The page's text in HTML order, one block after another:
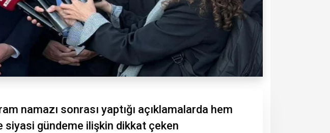
namazı sonrası yaptığı açıklamalarda hem
gündeme ilişkin dikkat çeken